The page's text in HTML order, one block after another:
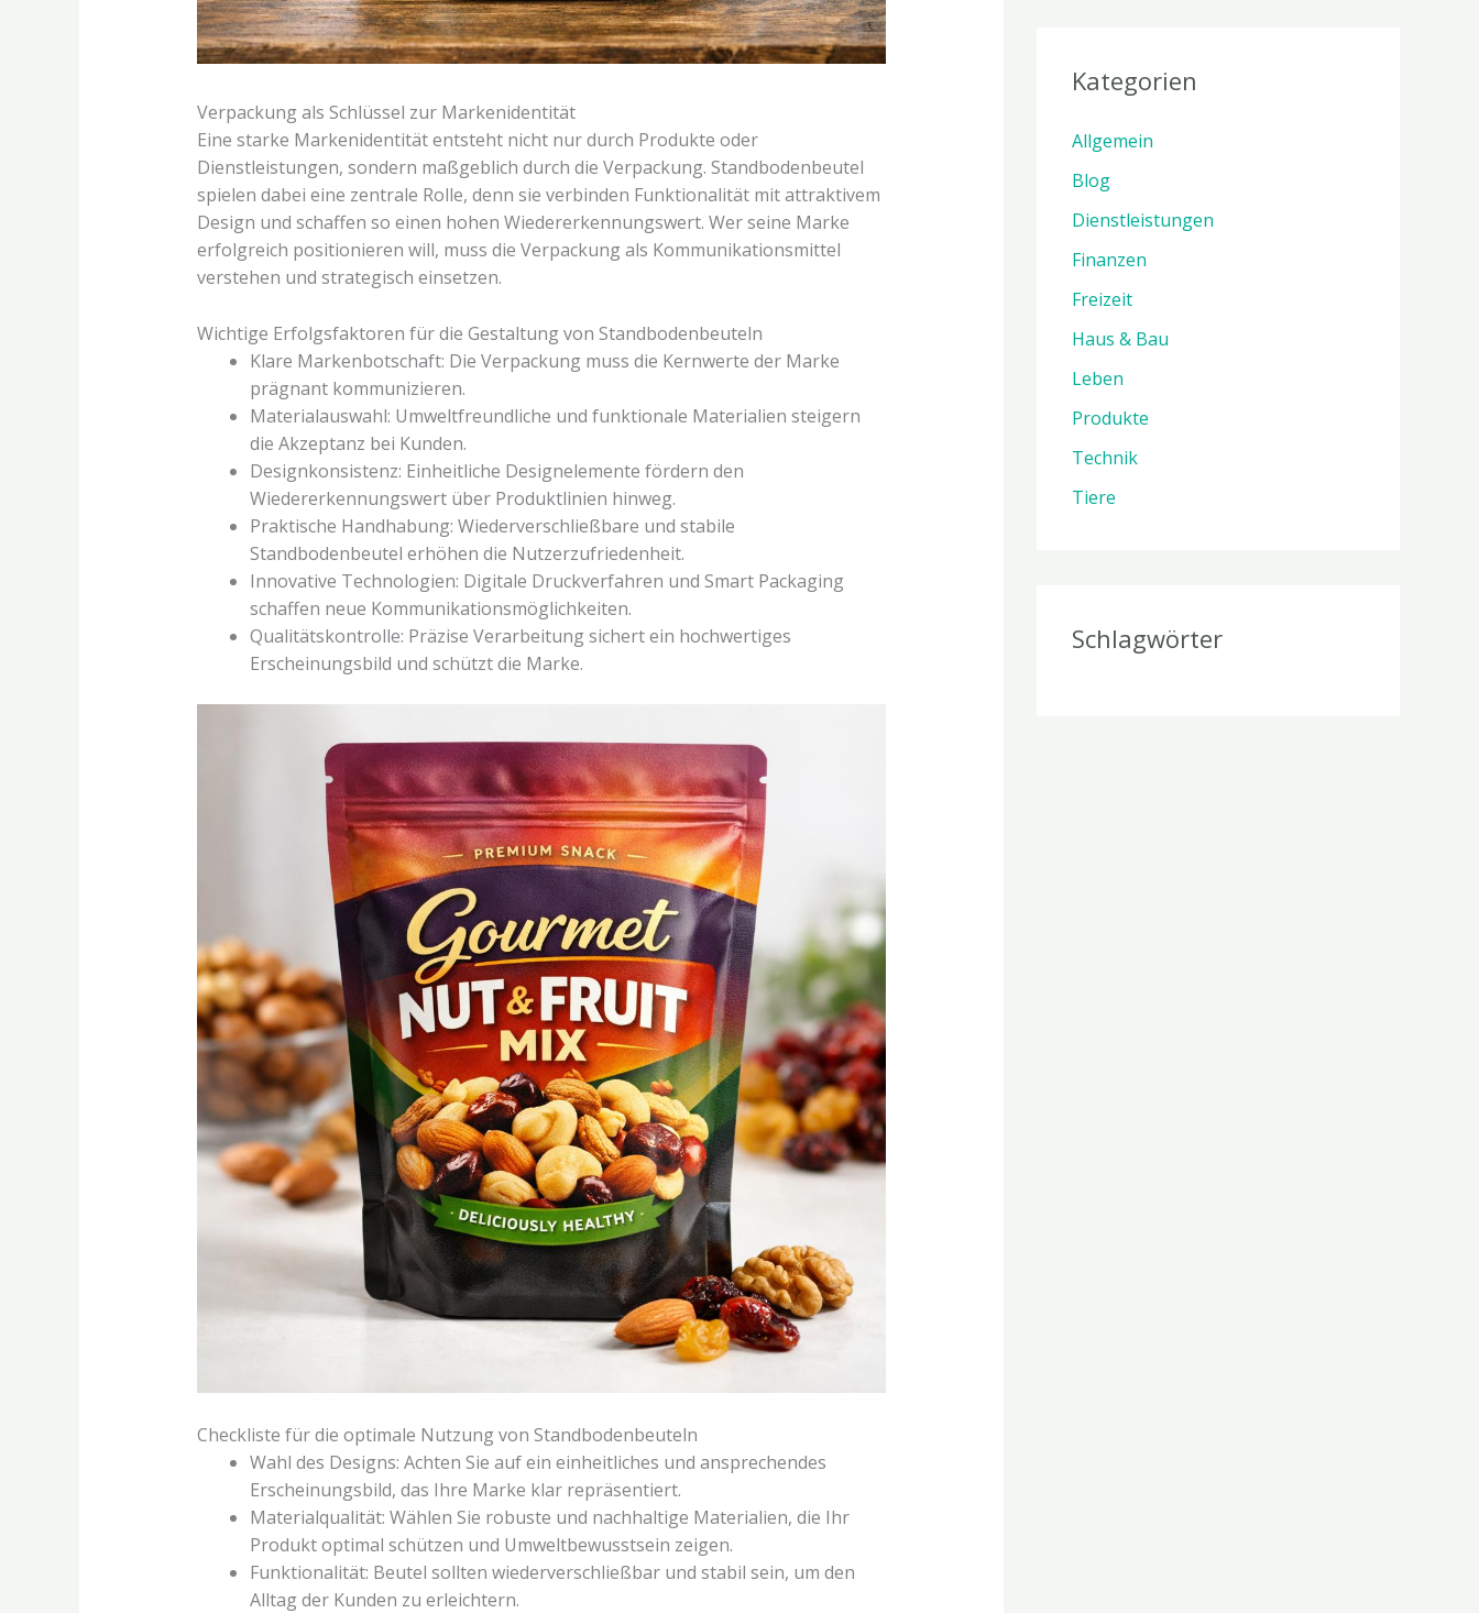
Verpackung als Schlüssel zur Markenidentität
Eine starke Markenidentität entsteht nicht nur durch Produkte oder
Dienstleistungen, sondern maßgeblich durch die Verpackung. Standbodenbeutel
spielen dabei eine zentrale Rolle, denn sie verbinden Funktionalität mit attraktivem
Design und schaffen so einen hohen Wiedererkennungswert. Wer seine Marke
erfolgreich positionieren will, muss die Verpackung als Kommunikationsmittel
verstehen und strategisch einsetzen.
Wichtige Erfolgsfaktoren für die Gestaltung von Standbodenbeuteln
Klare Markenbotschaft: Die Verpackung muss die Kernwerte der Marke
prägnant kommunizieren.
Materialauswahl: Umweltfreundliche und funktionale Materialien steigern
die Akzeptanz bei Kunden.
Designkonsistenz: Einheitliche Designelemente fördern den
Wiedererkennungswert über Produktlinien hinweg.
Praktische Handhabung: Wiederverschließbare und stabile
Standbodenbeutel erhöhen die Nutzerzufriedenheit.
Innovative Technologien: Digitale Druckverfahren und Smart Packaging
schaffen neue Kommunikationsmöglichkeiten.
Qualitätskontrolle: Präzise Verarbeitung sichert ein hochwertiges
Erscheinungsbild und schützt die Marke.
Checkliste für die optimale Nutzung von Standbodenbeuteln
Wahl des Designs: Achten Sie auf ein einheitliches und ansprechendes
Erscheinungsbild, das Ihre Marke klar repräsentiert.
Materialqualität: Wählen Sie robuste und nachhaltige Materialien, die Ihr
Produkt optimal schützen und Umweltbewusstsein zeigen.
Funktionalität: Beutel sollten wiederverschließbar und stabil sein, um den
Alltag der Kunden zu erleichtern.
Kategorien
Allgemein
Blog
Dienstleistungen
Finanzen
Freizeit
Haus & Bau
Leben
Produkte
Technik
Tiere
Schlagwörter